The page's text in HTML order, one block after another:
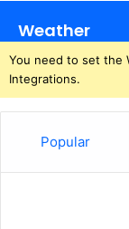
Weather
You need to set the
Integrations.
Popular